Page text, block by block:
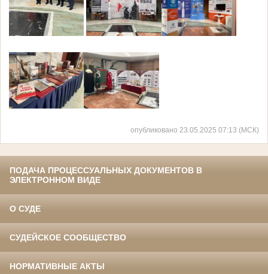
опубликовано 23.05.2025 07:13 (МСК)
ПОДАЧА ПРОЦЕССУАЛЬНЫХ ДОКУМЕНТОВ В
ЭЛЕКТРОННОМ ВИДЕ
О СУДЕ
СУДЕЙСКОЕ СООБЩЕСТВО
НОРМАТИВНЫЕ АКТЫ